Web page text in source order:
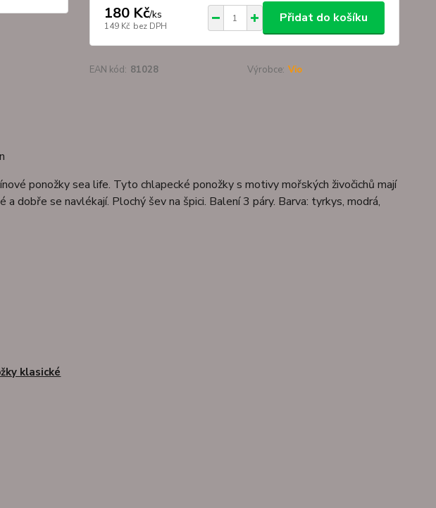
180 Kč/ks
149 Kč bez DPH
Přidat do košíku
EAN kód: 81028 Výrobce: Vio
ponožky sea life. Tyto chlapecké ponožky s motivy mořských živočichů mají
dobře se navlékají. Plochý šev na špici. Balení 3 páry. Barva: tyrkys, modrá,
klasické